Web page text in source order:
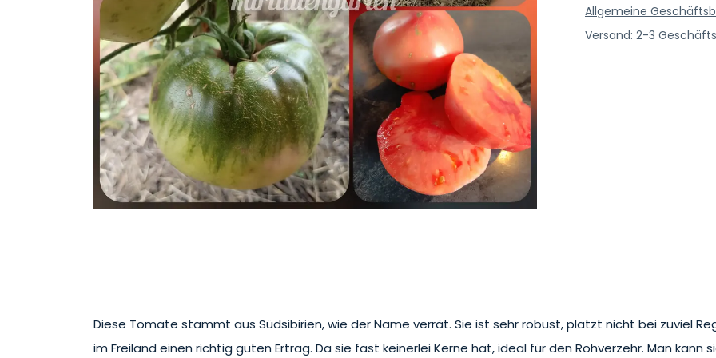
Allgemeine
Versand: 2-3
Diese Tomate stammt aus Südsibirien, wie der Name verrät. Sie ist sehr robust, platzt nicht bei zuviel
im Freiland einen richtig guten Ertrag. Da sie fast keinerlei Kerne hat, ideal für den Rohverzehr. Man kann